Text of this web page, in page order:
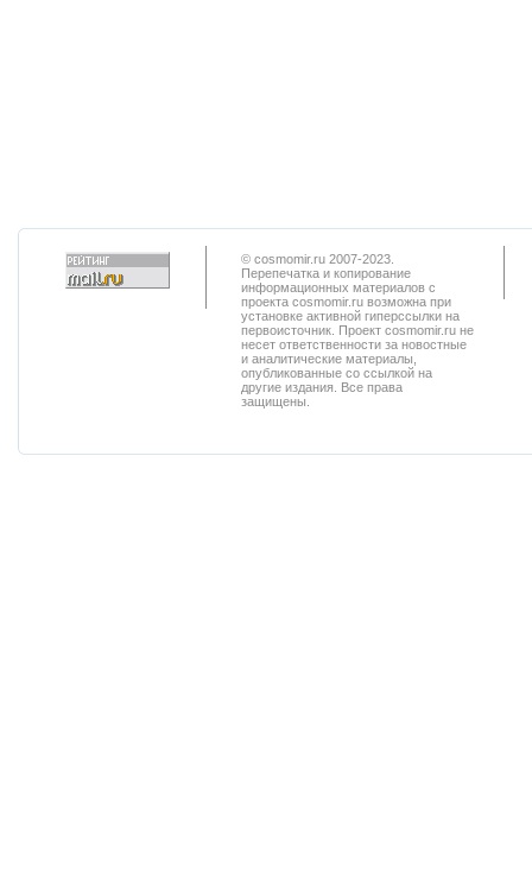
© cosmomir.ru 2007-2023.
Перепечатка и копирование
информационных материалов с
проекта cosmomir.ru возможна при
установке активной гиперссылки на
первоисточник. Проект cosmomir.ru не
несет ответственности за новостные
и аналитические материалы,
опубликованные со ссылкой на
другие издания. Все права
защищены.